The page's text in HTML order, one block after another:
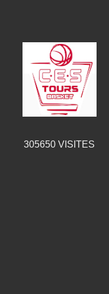
305650 VISITES